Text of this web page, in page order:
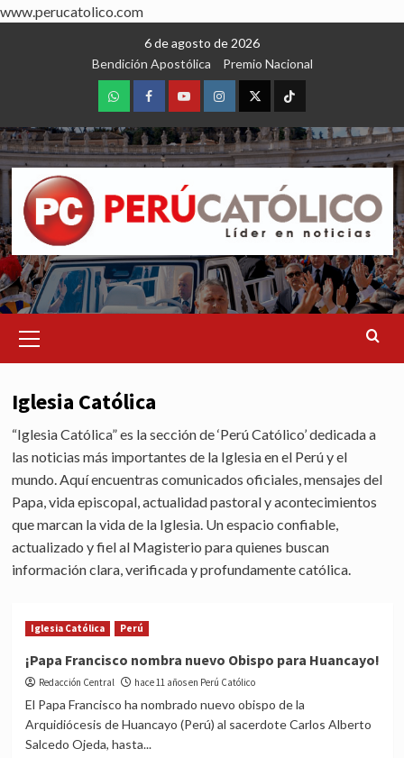
www.perucatolico.com
6 de agosto de 2026
Bendición Apostólica
Premio Nacional
WhatsAppFacebookYoutubeInstagram
X TikTok
Menu
Iglesia Católica
“Iglesia Católica” es la sección de ‘Perú Católico’ dedicada a
las noticias más importantes de la Iglesia en el Perú y el
mundo. Aquí encuentras comunicados oficiales, mensajes del
Papa, vida episcopal, actualidad pastoral y acontecimientos
que marcan la vida de la Iglesia. Un espacio confiable,
actualizado y fiel al Magisterio para quienes buscan
información clara, verificada y profundamente católica.
Iglesia Católica Perú
¡Papa Francisco nombra nuevo Obispo para Huancayo!
Redacción Central hace 11 años en Perú Católico
El Papa Francisco ha nombrado nuevo obispo de la
Arquidiócesis de Huancayo (Perú) al sacerdote Carlos Alberto
Salcedo Ojeda, hasta...